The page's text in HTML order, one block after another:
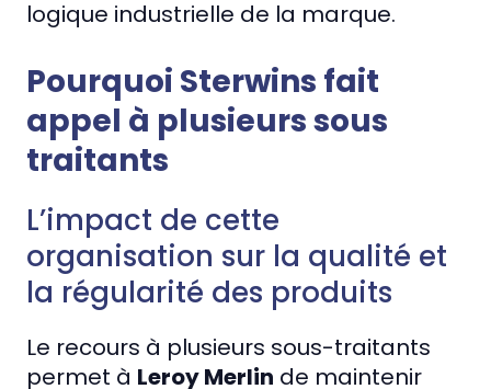
logique industrielle de la marque.
Pourquoi Sterwins fait
appel à plusieurs sous
traitants
L’impact de cette
organisation sur la qualité et
la régularité des produits
Le recours à plusieurs sous-traitants
permet à Leroy Merlin de maintenir